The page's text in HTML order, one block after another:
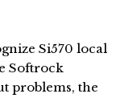
Si570 local
Softrock
problems, the